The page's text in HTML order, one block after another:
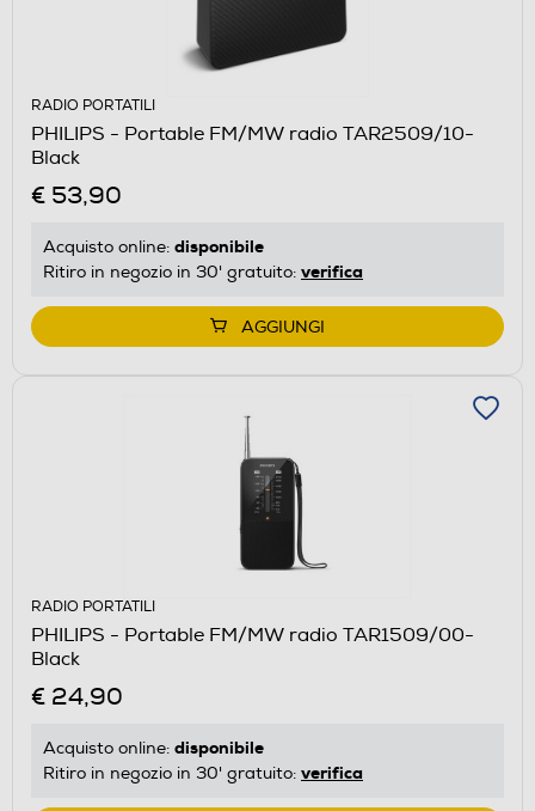
RADIO PORTATILI
PHILIPS - Portable FM/MW radio TAR2509/10-
Black
€ 53,90
Acquisto online: disponibile
Ritiro in negozio in 30' gratuito: verifica
AGGIUNGI
RADIO PORTATILI
PHILIPS - Portable FM/MW radio TAR1509/00-
Black
€ 24,90
Acquisto online: disponibile
Ritiro in negozio in 30' gratuito: verifica